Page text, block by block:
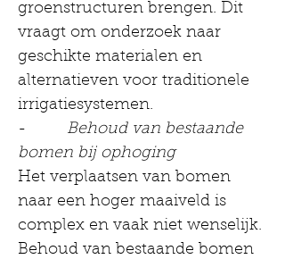
groenstructuren brengen. Dit
vraagt om onderzoek naar
geschikte materialen en
alternatieven voor traditionele
irrigatiesystemen.
- Behoud van bestaande
bomen bij ophoging
Het verplaatsen van bomen
naar een hoger maaiveld is
complex en vaak niet wenselijk.
Behoud van bestaande bomen